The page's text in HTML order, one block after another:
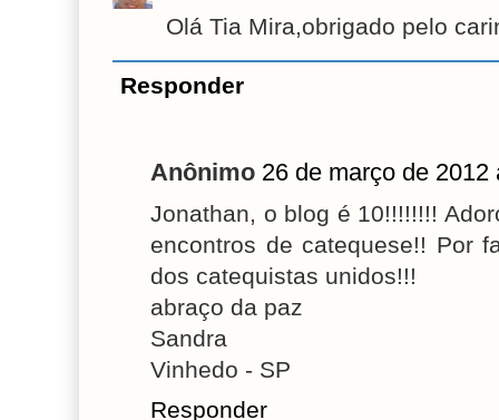
Olá Tia Mira,obrigado pelo
Responder
Anônimo 26 de março de 2012
Jonathan, o blog é 10!!!!!!!!
encontros de catequese!! Por
dos catequistas unidos!!!
abraço da paz
Sandra
Vinhedo - SP
Responder